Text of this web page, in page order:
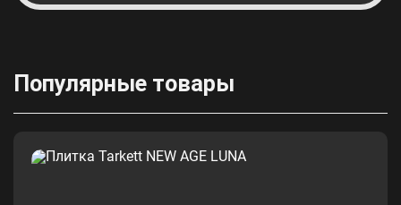
Популярные товары